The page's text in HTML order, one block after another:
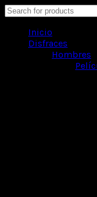
Inicio
Disfraces
Hombres